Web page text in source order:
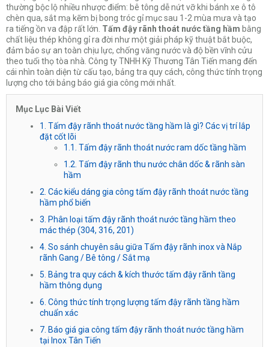
thường bộc lộ nhiều nhược điểm: bê tông dễ nứt vỡ khi bánh xe ô tô
chèn qua, sắt mạ kẽm bị bong tróc gỉ mục sau 1-2 mùa mưa và tạo
ra tiếng ồn va đập rất lớn. Tấm đậy rãnh thoát nước tầng hầm bằng
chất liệu thép không gỉ ra đời như một giải pháp kỹ thuật bắt buộc,
đảm bảo sự an toàn chịu lực, chống văng nước và độ bền vĩnh cửu
theo tuổi thọ tòa nhà. Công ty TNHH Kỹ Thương Tân Tiến mang đến
cái nhìn toàn diện từ cấu tạo, bảng tra quy cách, công thức tính trọng
lượng cho tới bảng báo giá gia công mới nhất.
Mục Lục Bài Viết
1. Tấm đậy rãnh thoát nước tầng hầm là gì? Các vị trí lắp
đặt cốt lõi
1.1. Tấm đậy rãnh thoát nước ram dốc tầng hầm
1.2. Tấm đậy rãnh thu nước chân dốc & rãnh sàn
hầm
2. Các kiểu dáng gia công tấm đậy rãnh thoát nước tầng
hầm phổ biến
3. Phân loại tấm đậy rãnh thoát nước tầng hầm theo
mác thép (304, 316, 201)
4. So sánh chuyên sâu giữa Tấm đậy rãnh inox và Nắp
rãnh Gang / Bê tông / Sắt mạ
5. Bảng tra quy cách & kích thước tấm đậy rãnh tầng
hầm thông dụng
6. Công thức tính trọng lượng tấm đậy rãnh tầng hầm
chuẩn xác
7. Báo giá gia công tấm đậy rãnh thoát nước tầng hầm
tại Inox Tân Tiến